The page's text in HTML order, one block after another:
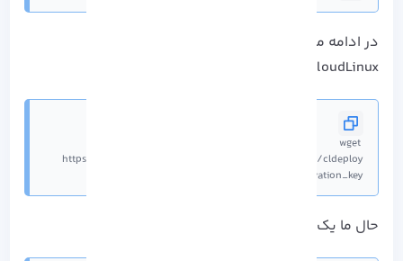
در ادامه می توانید با سطر بعدی اسکریپت تبدیل
CloudLinux را دانلود کنید:
wget
sh cldeploy -k activation_key
حال ما یک مجوز مبتنی بر IP در دست داریم: